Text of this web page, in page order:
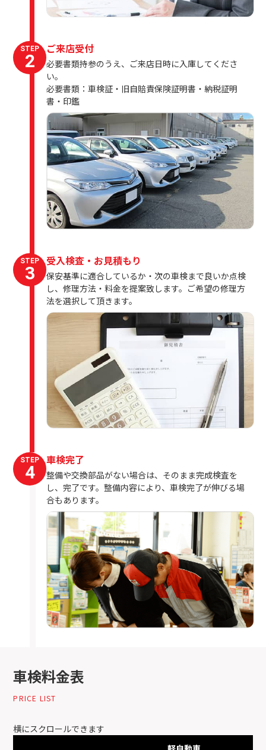
STEP
2
ご来店受付
必要書類持参のうえ、ご来店日時に入庫してくださ
い。
必要書類：車検証・旧自賠責保険証明書・納税証明
書・印鑑
STEP
3
受入検査・お見積もり
保安基準に適合しているか・次の車検まで良いか点検
し、修理方法・料金を提案致します。ご希望の修理方
法を選択して頂きます。
STEP
4
車検完了
整備や交換部品がない場合は、そのまま完成検査を
し、完了です。整備内容により、車検完了が伸びる場
合もあります。
車検料金表
PRICE LIST
横にスクロールできます